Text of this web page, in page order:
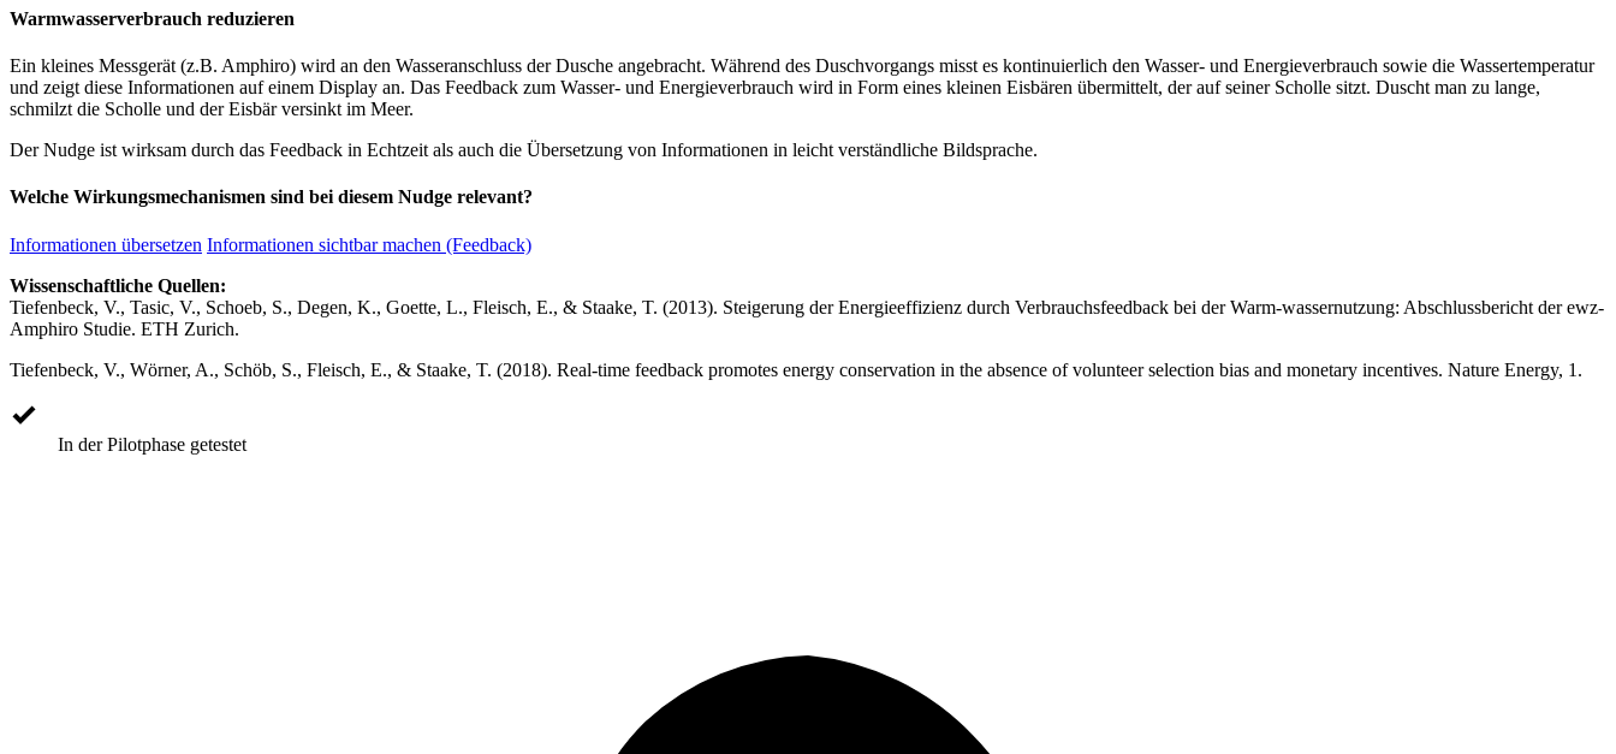
Warmwasserverbrauch reduzieren
Ein kleines Messgerät (z.B. Amphiro) wird an den Wasseranschluss der Dusche angebracht. Während des Duschvorgangs misst es kontinuierlich den Wasser- und Energieverbrauch sowie die Wassertemperatur
und zeigt diese Informationen auf einem Display an. Das Feedback zum Wasser- und Energieverbrauch wird in Form eines kleinen Eisbären übermittelt, der auf seiner Scholle sitzt. Duscht man zu lange,
schmilzt die Scholle und der Eisbär versinkt im Meer.
Der Nudge ist wirksam durch das Feedback in Echtzeit als auch die Übersetzung von Informationen in leicht verständliche Bildsprache.
Welche Wirkungsmechanismen sind bei diesem Nudge relevant?
Informationen übersetzen Informationen sichtbar machen (Feedback)
Wissenschaftliche Quellen:
Tiefenbeck, V., Tasic, V., Schoeb, S., Degen, K., Goette, L., Fleisch, E., & Staake, T. (2013). Steigerung der Energieeffizienz durch Verbrauchsfeedback bei der Warm-wassernutzung: Abschlussbericht der ewz-
Amphiro Studie. ETH Zurich.
Tiefenbeck, V., Wörner, A., Schöb, S., Fleisch, E., & Staake, T. (2018). Real-time feedback promotes energy conservation in the absence of volunteer selection bias and monetary incentives. Nature Energy, 1.
In der Pilotphase getestet